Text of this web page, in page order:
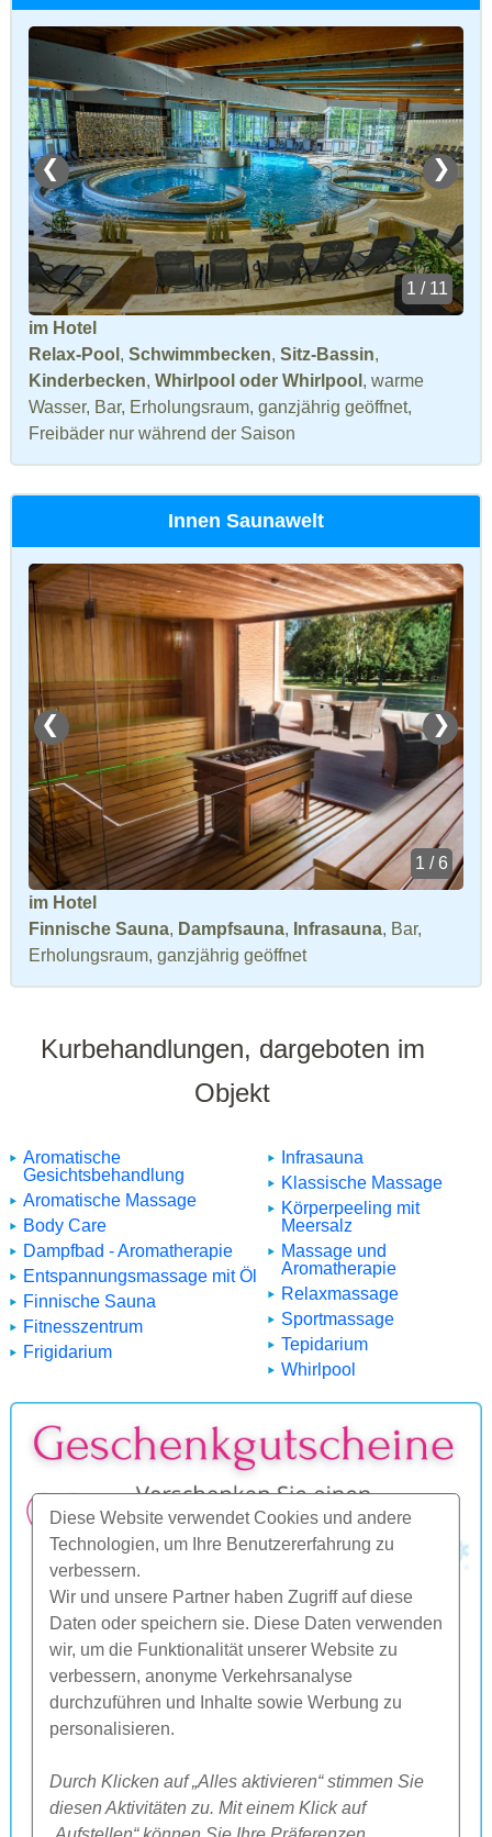
Diese Website verwendet Cookies und andere
Technologien, um Ihre Benutzererfahrung zu
verbessern.
Wir und unsere Partner haben Zugriff auf diese
Daten oder speichern sie. Diese Daten verwenden
wir, um die Funktionalität unserer Website zu
verbessern, anonyme Verkehrsanalyse
durchzuführen und Inhalte sowie Werbung zu
personalisieren.
Durch Klicken auf „Alles aktivieren“ stimmen Sie
diesen Aktivitäten zu. Mit einem Klick auf
❮ ❯
1 / 11
im Hotel
Relax-Pool , Schwimmbecken, Sitz-Bassin,
Kinderbecken, Whirlpool oder Whirlpool , warme
Wasser, Bar, Erholungsraum, ganzjährig geöffnet,
Freibäder nur während der Saison
Innen Saunawelt
❮ ❯
1 / 6
im Hotel
Finnische Sauna, Dampfsauna, Infrasauna, Bar,
Erholungsraum, ganzjährig geöffnet
Kurbehandlungen, dargeboten im
Objekt
Aromatische
Gesichtsbehandlung
Aromatische Massage
Body Care
Dampfbad - Aromatherapie
Entspannungsmassage mit Öl
Finnische Sauna
Fitnesszentrum
Frigidarium
Infrasauna
Klassische Massage
Körperpeeling mit
Meersalz
Massage und
Aromatherapie
Relaxmassage
Sportmassage
Tepidarium
Whirlpool